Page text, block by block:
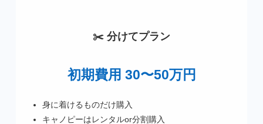
✂️ 分けてプラン
初期費用 30〜50万円
身に着けるものだけ購入
キャノピーはレンタルor分割購入